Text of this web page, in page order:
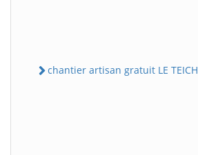
chantier artisan gratuit LE TEICH